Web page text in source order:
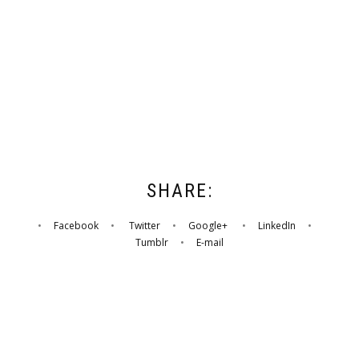
SHARE:
• Facebook • Twitter • Google+ • LinkedIn •
Tumblr • E-mail